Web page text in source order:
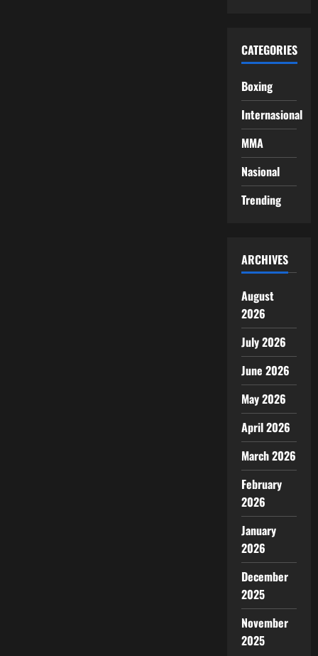
CATEGORIES
Boxing
Internasional
MMA
Nasional
Trending
ARCHIVES
August
2026
July 2026
June 2026
May 2026
April 2026
March 2026
February
2026
January
2026
December
2025
November
2025